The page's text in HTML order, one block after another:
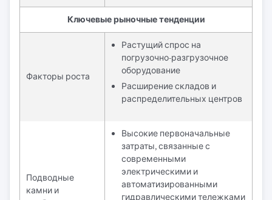
Ключевые рыночные тенденции
Факторы роста
Растущий спрос на
погрузочно-разгрузочное
оборудование
Расширение складов и
распределительных центров
Подводные
камни и
Высокие первоначальные
затраты, связанные с
современными
электрическими и
автоматизированными
гидравлическими тележками